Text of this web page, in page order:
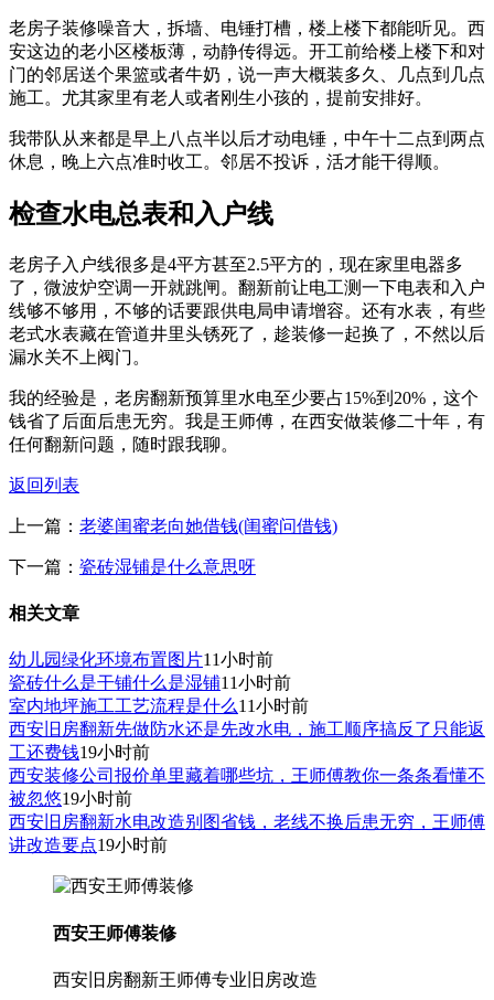
老房子装修噪音大，拆墙、电锤打槽，楼上楼下都能听见。西
安这边的老小区楼板薄，动静传得远。开工前给楼上楼下和对
门的邻居送个果篮或者牛奶，说一声大概装多久、几点到几点
施工。尤其家里有老人或者刚生小孩的，提前安排好。
我带队从来都是早上八点半以后才动电锤，中午十二点到两点
休息，晚上六点准时收工。邻居不投诉，活才能干得顺。
检查水电总表和入户线
老房子入户线很多是4平方甚至2.5平方的，现在家里电器多
了，微波炉空调一开就跳闸。翻新前让电工测一下电表和入户
线够不够用，不够的话要跟供电局申请增容。还有水表，有些
老式水表藏在管道井里头锈死了，趁装修一起换了，不然以后
漏水关不上阀门。
我的经验是，老房翻新预算里水电至少要占15%到20%，这个
钱省了后面后患无穷。我是王师傅，在西安做装修二十年，有
任何翻新问题，随时跟我聊。
返回列表
上一篇： 老婆闺蜜老向她借钱(闺蜜问借钱)
下一篇： 瓷砖湿铺是什么意思呀
相关文章
幼儿园绿化环境布置图片11小时前
瓷砖什么是干铺什么是湿铺11小时前
室内地坪施工工艺流程是什么11小时前
西安旧房翻新先做防水还是先改水电，施工顺序搞反了只能返
工还费钱19小时前
西安装修公司报价单里藏着哪些坑，王师傅教你一条条看懂不
被忽悠19小时前
西安旧房翻新水电改造别图省钱，老线不换后患无穷，王师傅
讲改造要点19小时前
西安王师傅装修
西安旧房翻新王师傅专业旧房改造